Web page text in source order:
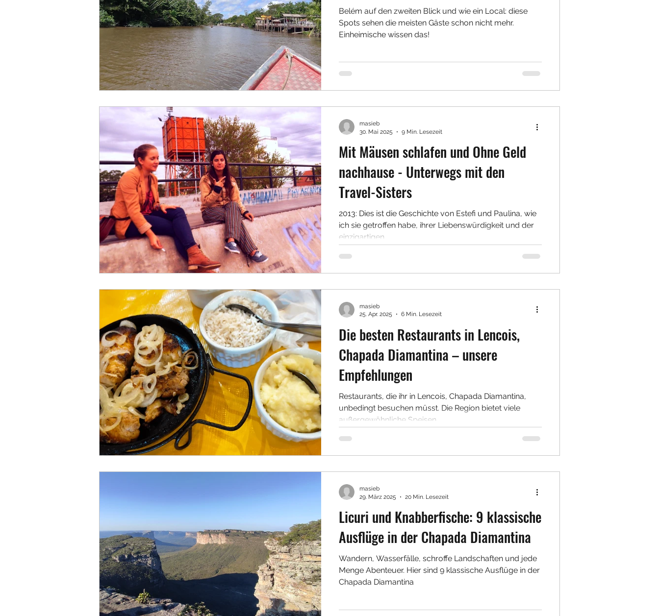
Belém auf den zweiten Blick und wie ein Local: diese
Spots sehen die meisten Gäste schon nicht mehr.
Einheimische wissen das!
Mit Mäusen schlafen und Ohne Geld
nachhause - Unterwegs mit den
Travel-Sisters
2013: Dies ist die Geschichte von Estefi und Paulina, wie
ich sie getroffen habe, ihrer Liebenswürdigkeit und der
einzigartigen...
masieb
30. Mai 2025
9 Min. Lesezeit
Die besten Restaurants in Lencois,
Chapada Diamantina – unsere
Empfehlungen
Restaurants, die ihr in Lencois, Chapada Diamantina,
unbedingt besuchen müsst. Die Region bietet viele
außergewöhnliche Speisen
masieb
25. Apr. 2025
6 Min. Lesezeit
Licuri und Knabberfische: 9 klassische
Ausflüge in der Chapada Diamantina
Wandern, Wasserfälle, schroffe Landschaften und jede
Menge Abenteuer. Hier sind 9 klassische Ausflüge in der
Chapada Diamantina
masieb
29. März 2025
20 Min. Lesezeit